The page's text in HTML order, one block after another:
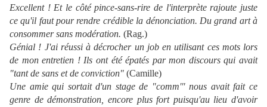
Excellent ! Et le côté pince-sans-rire de l'interprète rajoute juste
ce qu'il faut pour rendre crédible la dénonciation. Du grand art à
consommer sans modération. (Rag.)
Génial ! J'ai réussi à décrocher un job en utilisant ces mots lors
de mon entretien ! Ils ont été épatés par mon discours qui avait
"tant de sans et de conviction" (Camille)
Une amie qui sortait d'un stage de "comm'" nous avait fait ce
genre de démonstration, encore plus fort puisqu'au lieu d'avoir